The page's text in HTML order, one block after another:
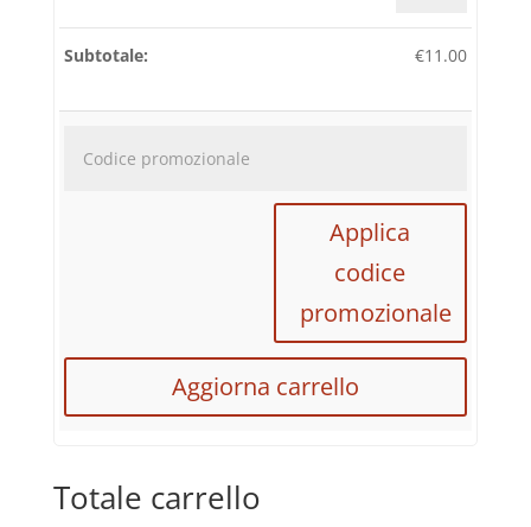
€11.00
Applica
codice
promozionale
Aggiorna carrello
Totale carrello